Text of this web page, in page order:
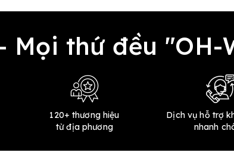
Mọi thứ đều "OH-
120+ thương hiệu
từ địa phương
Dịch vụ hỗ trợ
nhanh